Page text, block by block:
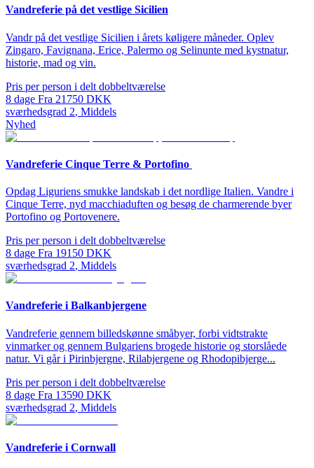
Vandreferie på det vestlige Sicilien
Vandr på det vestlige Sicilien i årets køligere måneder. Oplev
Zingaro, Favignana, Erice, Palermo og Selinunte med kystnatur,
historie, mad og vin.
Pris per person i delt dobbeltværelse
8 dage Fra 21750 DKK
sværhedsgrad 2, Middels
Nyhed
Vandreferie Cinque Terre & Portofino
Opdag Liguriens smukke landskab i det nordlige Italien. Vandre i
Cinque Terre, nyd macchiaduften og besøg de charmerende byer
Portofino og Portovenere.
Pris per person i delt dobbeltværelse
8 dage Fra 19150 DKK
sværhedsgrad 2, Middels
Vandreferie i Balkanbjergene
Vandreferie gennem billedskønne småbyer, forbi vidtstrakte
vinmarker og gennem Bulgariens brogede historie og storslåede
natur. Vi går i Pirinbjergne, Rilabjergene og Rhodopibjerge...
Pris per person i delt dobbeltværelse
8 dage Fra 13590 DKK
sværhedsgrad 2, Middels
Vandreferie i Cornwall